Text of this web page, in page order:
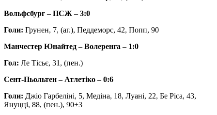
Вольфсбург – ПСЖ – 3:0
Голи: Грунен, 7, (аг.), Педдеморс, 42, Попп, 90
Манчестер Юнайтед – Волеренга – 1:0
Гол: Ле Тісьє, 31, (пен.)
Сент-Пьольтен– Атлетіко – 0:6
Голи: Джіо Гарбеліні, 5, Медіна, 18, Луані, 22, Бе Ріса, 43,
Януцці, 88, (пен.), 90+3